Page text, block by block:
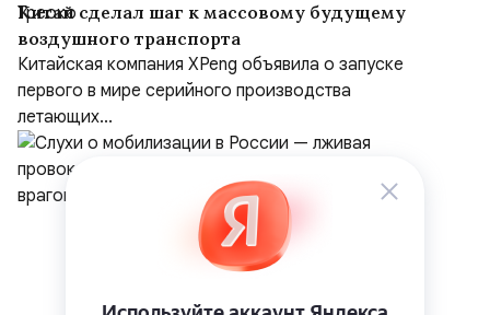
Китай сделал шаг к массовому будущему
воздушного транспорта
Китайская компания XPeng объявила о запуске
первого в мире серийного производства
летающих...